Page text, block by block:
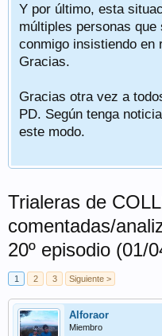
Y por último, esta
múltiples personas
conmigo insistiendo en
Gracias.
Gracias otra vez a
PD. Según tenga
este modo.
Trialeras de
comentadas/
20º episodio (01/
1 2 3 Siguiente >
Alforaor
Miembro